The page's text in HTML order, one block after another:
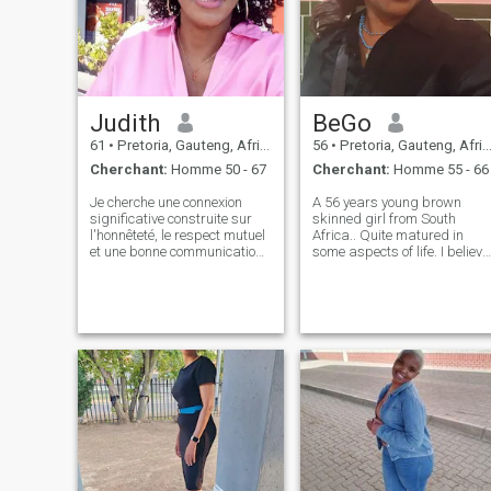
Judith
61 • Pretoria, Gauteng, Afrique du Sud
Cherchant: Homme 50 - 67
Je cherche une connexion
significative construite sur
l'honnêteté, le respect mutuel
et une bonne communication.
pas dans les jeux, espérant
juste rencontrer quelqu'un de
réel, avec un bon cœur, qui
est également prêt à
construire quelque chose de
stable, amusant et durable.
BeGo
56 • Pretoria, Gauteng, Afrique du Sud
Cherchant: Homme 55 - 66
A 56 years young brown
skinned girl from South
Africa.. Quite matured in
some aspects of life. I believe
into the unknown. I avoid
limiting